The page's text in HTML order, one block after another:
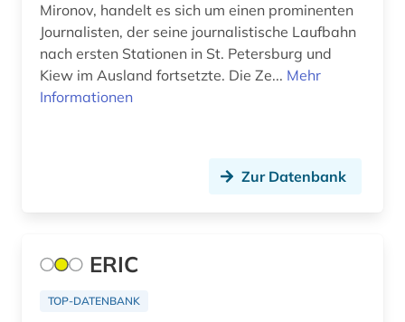
adressbuch (106)
adressdatenbank (1)
adresse (10)
adreßbuch (9)
Saarland (26)
Sachsen (44)
Serbien (30)
Mironov, handelt es sich um einen prominenten
Journalisten, der seine journalistische Laufbahn
nach ersten Stationen in St. Petersburg und
Kiew im Ausland fortsetzte. Die Ze... Mehr
Informationen
Zur Datenbank
ERIC
TOP-DATENBANK